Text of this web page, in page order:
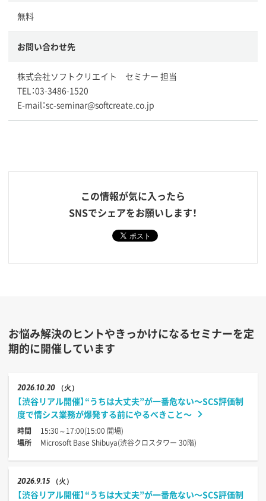
無料
お問い合わせ先
株式会社ソフトクリエイト セミナー 担当
TEL：03-3486-1520
E-mail：sc-seminar@softcreate.co.jp
この情報が気に入ったら
SNSでシェアをお願いします！
お悩み解決のヒントやきっかけになるセミナーを定
期的に開催しています
202610.20 （火）
【渋谷リアル開催】“うちは大丈夫”が一番危ない〜SCS評価制
度で情シス業務が爆発する前にやるべきこと〜
時間
15:30～17:00(15:00 開場)
場所
Microsoft Base Shibuya(渋谷クロスタワー 30階)
20269.15 （火）
【渋谷リアル開催】“うちは大丈夫”が一番危ない〜SCS評価制